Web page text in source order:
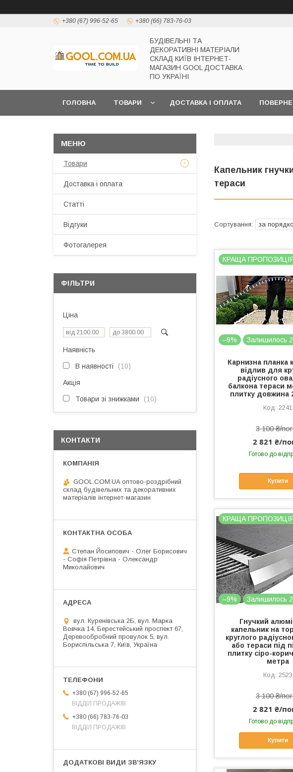
+380 (67) 996-52-65 +380 (66) 783-76-03
БУДІВЕЛЬНІ ТА
ДЕКОРАТИВНІ МАТЕРІАЛИ
СКЛАД КИЇВ ІНТЕРНЕТ-
МАГАЗИН GOOL ДОСТАВКА
ПО УКРАЇНІ
ГОЛОВНА ТОВАРИ ДОСТАВКА І ОПЛАТА
Капельник
тераси
КРАЩА
–9% Залишилось
Карнизна планка
відлив для
радіусного
балкона тераси
плитку довжина
2241
3 100 ₴/
2 821 ₴/
Готово до
Купити
КРАЩА
–9% Залишилось
Гнучкий
капельник на
круглого
або тераси під
плитку сіро-
метра
2523
3 100 ₴/
2 821 ₴/
Готово до
Купити
Товари
Доставка і оплата
Статті
Відгуки
Фотогалерея
ФІЛЬТРИ
Ціна
Наявність
В наявності 10
Акція
Товари зі знижками 10
КОНТАКТИ
GOOL.COM.UA оптово-роздрібний
склад будівельних та декоративних
матеріалів інтернет-магазин
Степан Йосипович - Олег Борисович
- Софія Петрівна - Олександр
Миколайович
вул. Куренівська 2Б, вул. Марка
Вовчка 14, Берестейський проспект 67,
Деревообробний провулок 5, вул.
Бориспільська 7, Київ, Україна
+380 (67) 996-52-65
ВІДДІЛ ПРОДАЖІВ
+380 (66) 783-76-03
ВІДДІЛ ПРОДАЖІВ